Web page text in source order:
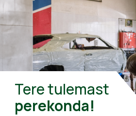
Tere tulemast
perekonda!